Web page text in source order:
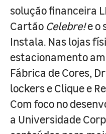
solução financeira
Cartão Celebre!e o
Instala. Nas lojas
estacionamento
Fábrica de Cores,
lockers e Clique e
Com foco no
a Universidade